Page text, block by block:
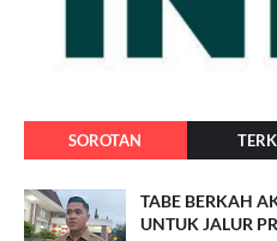
SOROTAN
TABE BERKAH
UNTUK JALUR